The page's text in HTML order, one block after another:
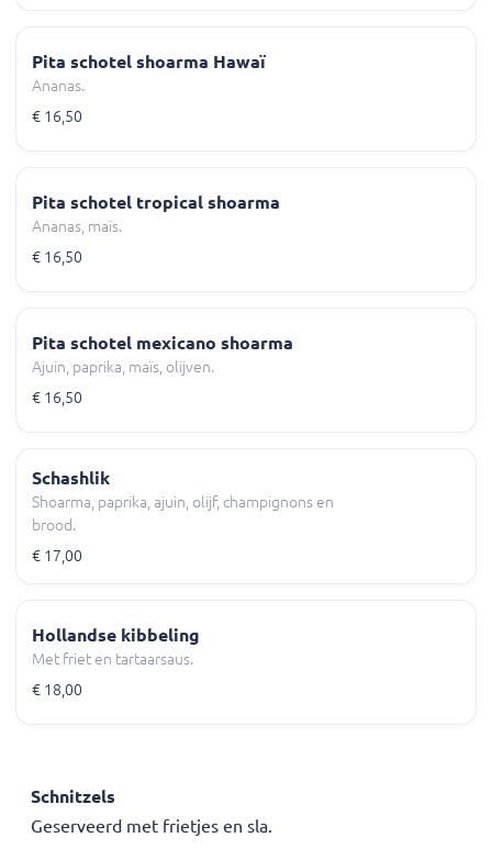
Pita schotel shoarma Hawaï
Ananas.
€ 16,50
Pita schotel tropical shoarma
Ananas, maïs.
€ 16,50
Pita schotel mexicano shoarma
Ajuin, paprika, maïs, olijven.
€ 16,50
Schashlik
Shoarma, paprika, ajuin, olijf, champignons en
brood.
€ 17,00
Hollandse kibbeling
Met friet en tartaarsaus.
€ 18,00
Schnitzels
Geserveerd met frietjes en sla.